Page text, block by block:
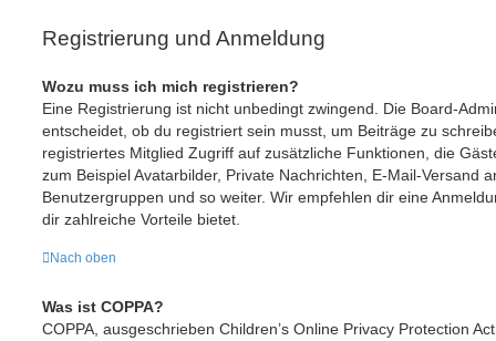
Registrierung und Anmeldung
Wozu muss ich mich registrieren?
Eine Registrierung ist nicht unbedingt zwingend. Die Board-
entscheidet, ob du registriert sein musst, um Beiträge zu
registriertes Mitglied Zugriff auf zusätzliche Funktionen, die
zum Beispiel Avatarbilder, Private Nachrichten, E-Mail-Versand
Benutzergruppen und so weiter. Wir empfehlen dir eine
dir zahlreiche Vorteile bietet.
Nach oben
Was ist COPPA?
COPPA, ausgeschrieben Children’s Online Privacy Protection